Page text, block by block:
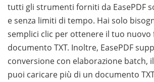
tutti gli strumenti forniti da EasePDF
e senza limiti di tempo. Hai solo
semplici clic per ottenere il tuo nuovo
documento TXT. Inoltre, EasePDF
conversione con elaborazione batch,
puoi caricare più di un documento